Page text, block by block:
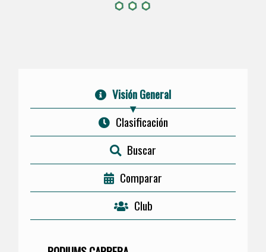
Visión General
Clasificación
Buscar
Comparar
Club